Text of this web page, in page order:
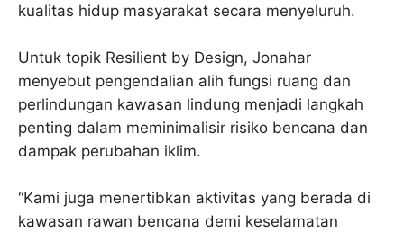
kualitas hidup masyarakat secara menyeluruh.
Untuk topik Resilient by Design, Jonahar
menyebut pengendalian alih fungsi ruang dan
perlindungan kawasan lindung menjadi langkah
penting dalam meminimalisir risiko bencana dan
dampak perubahan iklim.
“Kami juga menertibkan aktivitas yang berada di
kawasan rawan bencana demi keselamatan